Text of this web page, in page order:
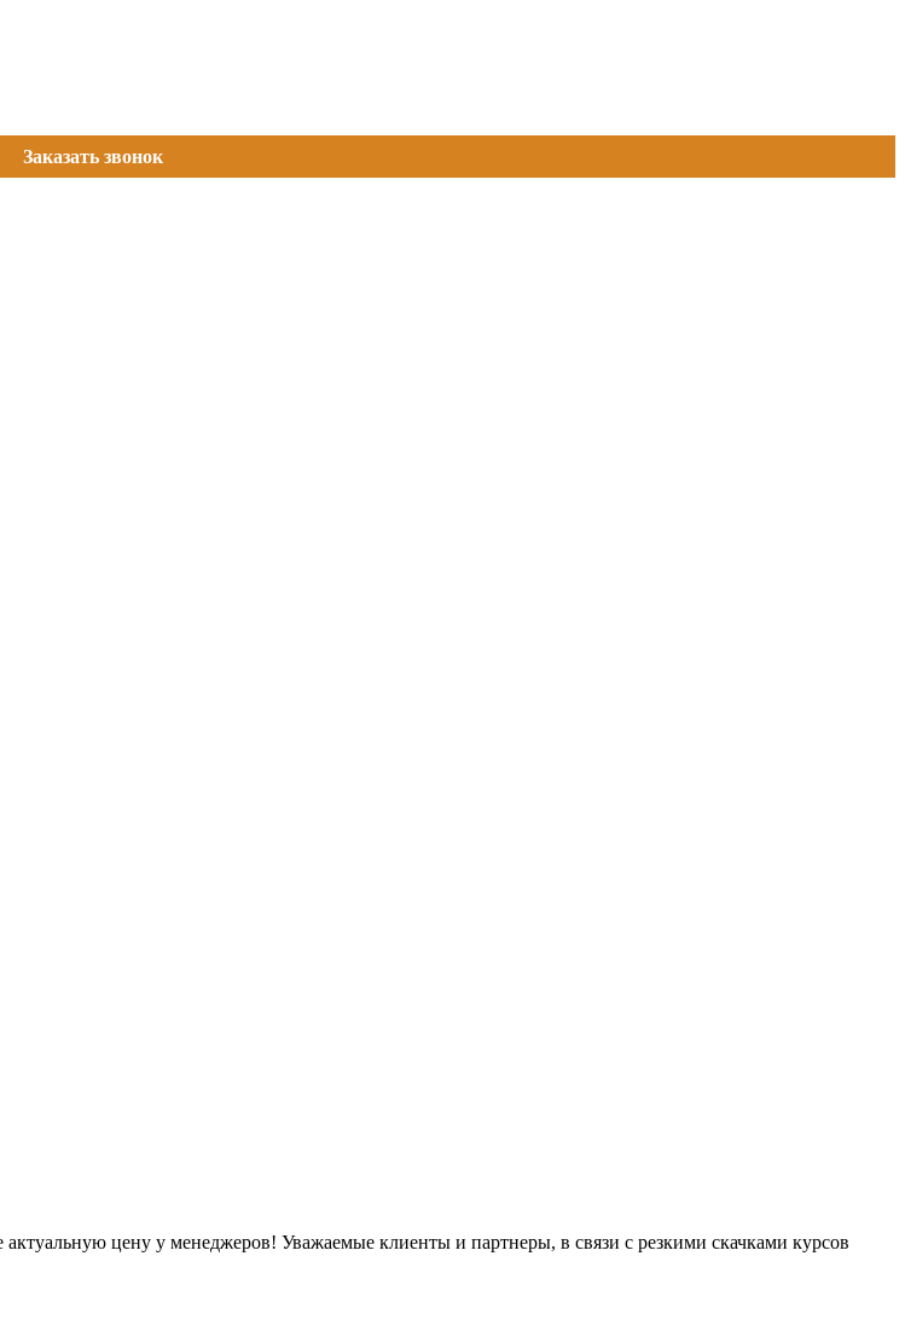
Заказать звонок
актуальную цену у менеджеров! Уважаемые клиенты и партнеры, в связи с резкими скачками курсов